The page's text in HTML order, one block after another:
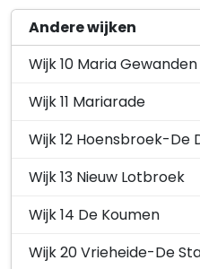
Andere wijken
Wijk 10 Maria
Wijk 11 Mariarade
Wijk 12 Hoensbroek-De
Wijk 13 Nieuw Lotbroek
Wijk 14 De Koumen
Wijk 20 Vrieheide-De